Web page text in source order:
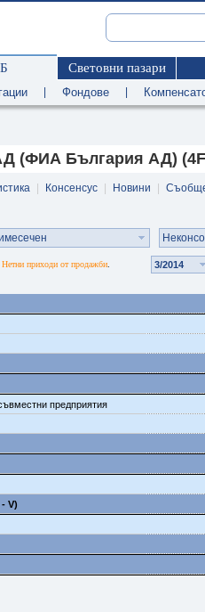
Световни пазари
Фондове
(ФИА България АД)
Консенсус Новини
Нетни приходи от продажби. 3/2014
предприятия
V)